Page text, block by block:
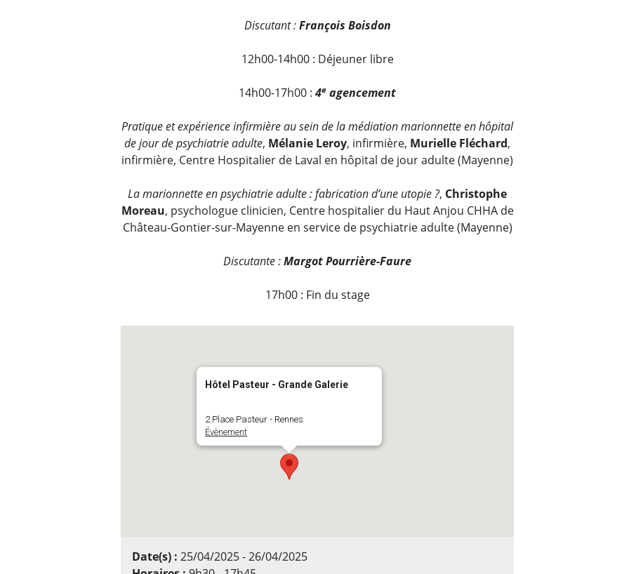
Discutant :François Boisdon
12h00-14h00 : Déjeuner libre
14h00-17h00 : 4e agencement
Pratique et expérience infirmière au sein de la médiation marionnette en hôpital
de jour de psychiatrie adulte, Mélanie Leroy, infirmière, Murielle Fléchard,
infirmière, Centre Hospitalier de Laval en hôpital de jour adulte (Mayenne)
La marionnette en psychiatrie adulte : fabrication d’une utopie ?, Christophe
Moreau, psychologue clinicien, Centre hospitalier du Haut Anjou CHHA de
Château-Gontier-sur-Mayenne en service de psychiatrie adulte (Mayenne)
Discutante :Margot Pourrière-Faure
17h00 : Fin du stage
Hôtel Pasteur - Grande Galerie
2 Place Pasteur - Rennes
Évènement
Date(s) : 25/04/2025 - 26/04/2025